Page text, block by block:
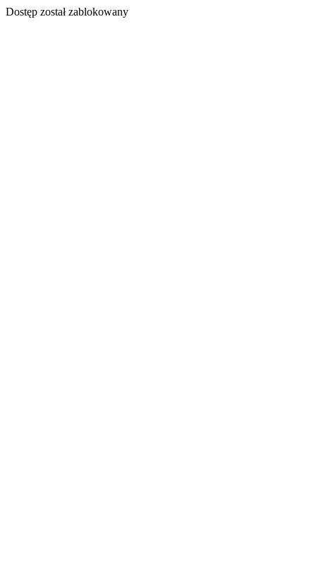
Dostęp został zablokowany